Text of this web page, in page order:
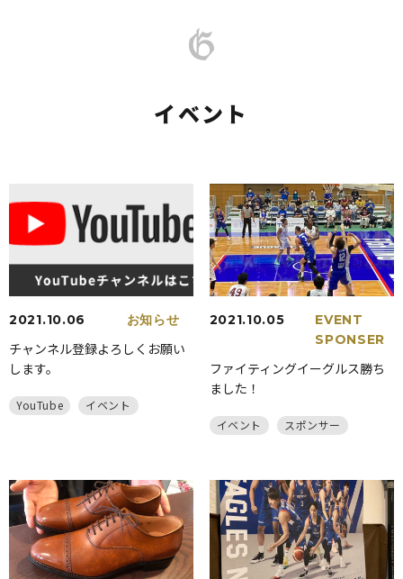
イベント
2021.10.06 お知らせ
チャンネル登録よろしくお願い
します。
YouTube イベント
2021.10.05
EVENT
SPONSER
ファイティングイーグルス勝ち
ました！
イベント スポンサー